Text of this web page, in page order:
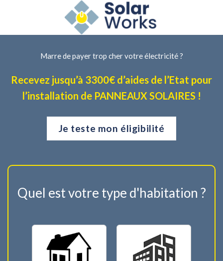
Marre de payer trop cher votre électricité ?
Recevez jusqu’à 3300€ d’aides de l’Etat pour
l’installation de PANNEAUX SOLAIRES !
Je teste mon éligibilité
Quel est votre type d'habitation ?